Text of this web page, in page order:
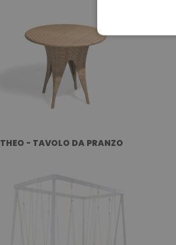
THEO - TAVOLO DA PRANZO